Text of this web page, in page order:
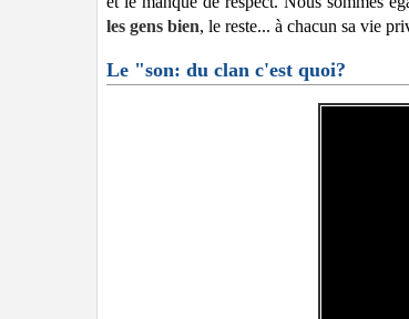
les gens bien, le reste... à chacun sa vie
Le "son: du clan c'est quoi?